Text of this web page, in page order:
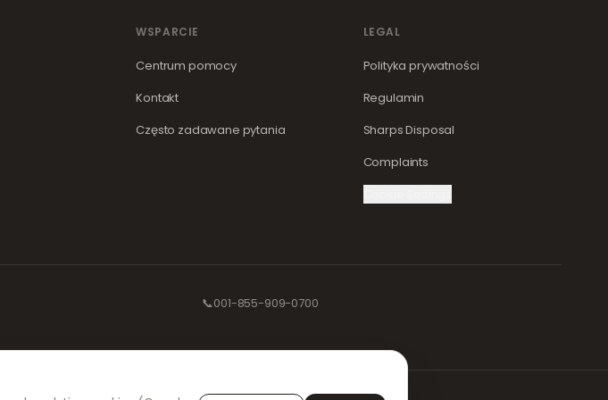
WSPARCIE
Centrum pomocy
Kontakt
Często zadawane pytania
LEGAL
Polityka prywatności
Regulamin
Sharps Disposal
Complaints
📞001-855-909-0700